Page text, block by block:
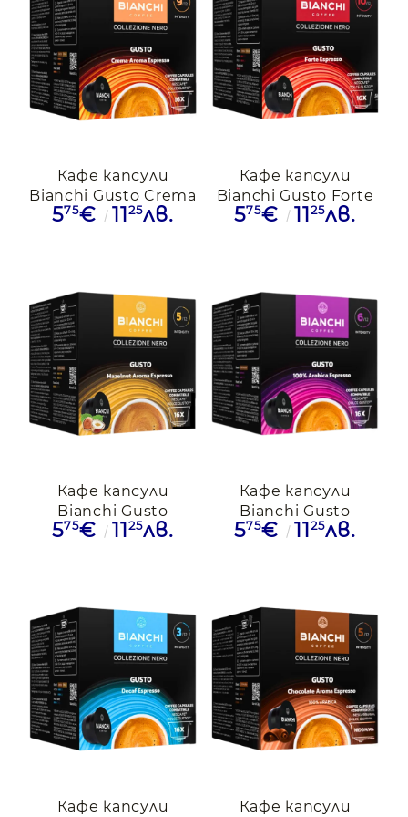
Кафе капсули
Bianchi Gusto Crema
Aroma Espresso
575€ 1125лв.
Кафе капсули
Bianchi Gusto Forte
Espresso Dolce
575€ 1125лв.
Кафе капсули
Bianchi Gusto
Hazelnut Aroma
575€ 1125лв.
Кафе капсули
Bianchi Gusto
Arabica Espresso
575€ 1125лв.
Кафе капсули Кафе капсули